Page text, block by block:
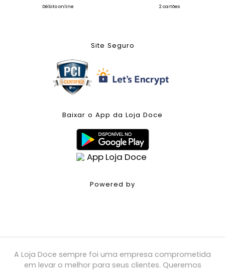
Débito online 2 cartões
Site Seguro
Baixar o App da Loja Doce
Powered by
A Loja Doce sempre foi uma empresa comprometida
em levar o melhor para seus clientes. Queremos